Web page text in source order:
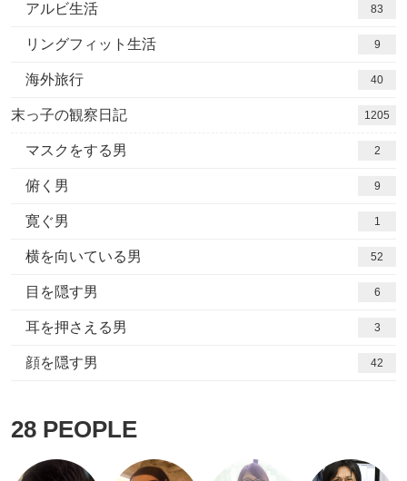
アルビ生活 83
リングフィット生活 9
海外旅行 40
末っ子の観察日記 1205
マスクをする男 2
俯く男 9
寛ぐ男 1
横を向いている男 52
目を隠す男 6
耳を押さえる男 3
顔を隠す男 42
28 PEOPLE